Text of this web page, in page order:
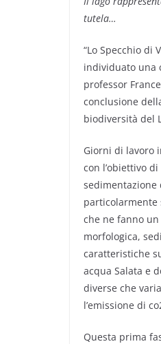
tutela…
“Lo Specchio di
individuato una
professor
conclusione
biodiversità del
Giorni di lavoro
con l’obiettivo
sedimentazione
particolarmente
che ne fanno
morfologica,
caratteristiche
acqua Salata e
diverse che
l’emissione di
Questa prima